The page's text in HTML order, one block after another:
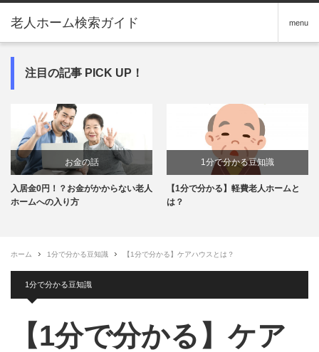
老人ホーム検索ガイド menu
注目の記事 PICK UP！
お金の話
入居金0円！？お金がかからない老人
ホームへの入り方
1分で分かる豆知識
【1分で分かる】軽費老人ホームと
は？
ホーム 1分で分かる豆知識 【1分で分かる】ケアハウスとは？
1分で分かる豆知識
【1分で分かる】ケア